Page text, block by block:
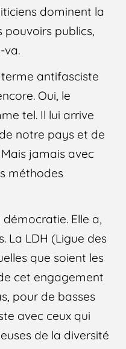
dominent la
publics,
va.
antifasciste
Oui, le
tel. Il lui arrive
notre pays et de
jamais avec
méthodes
Elle a,
La LDH (Ligue des
que soient les
cet engagement
pour de basses
avec ceux qui
de la diversité